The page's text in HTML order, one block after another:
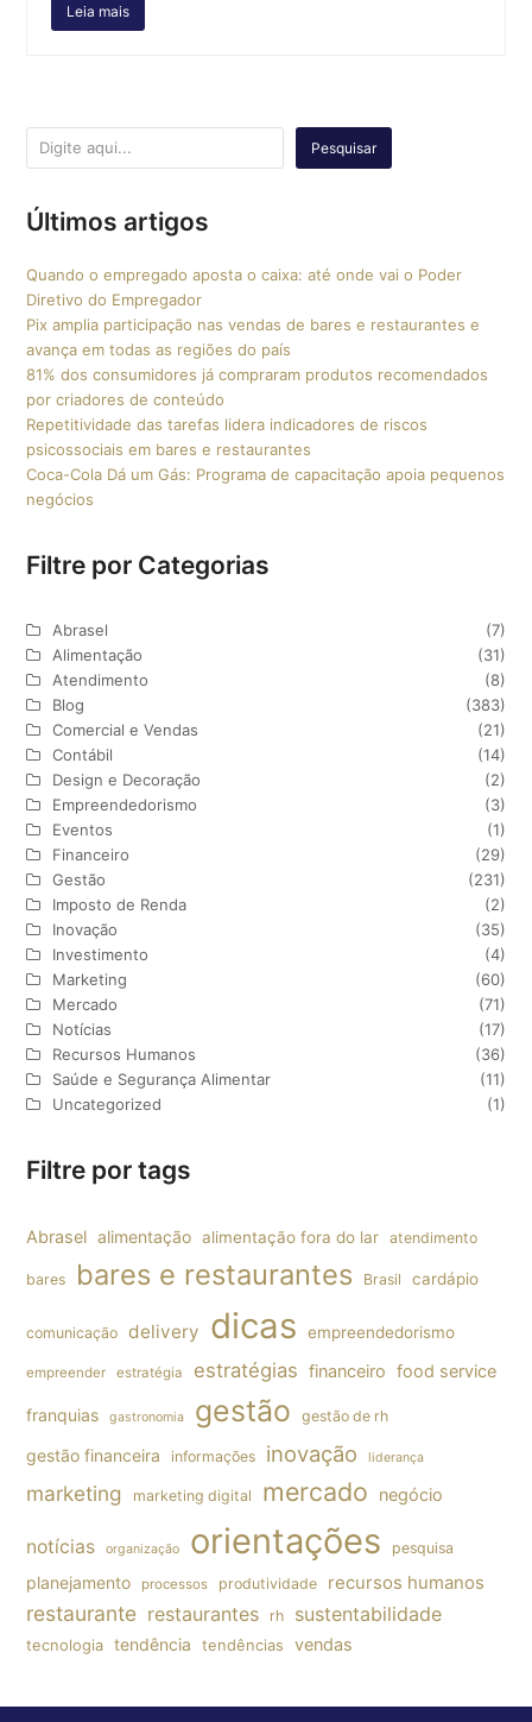
Leia mais
Pesquisar
Últimos artigos
Quando o empregado aposta o caixa: até onde vai o Poder
Diretivo do Empregador
Pix amplia participação nas vendas de bares e restaurantes e
avança em todas as regiões do país
81% dos consumidores já compraram produtos recomendados
por criadores de conteúdo
Repetitividade das tarefas lidera indicadores de riscos
psicossociais em bares e restaurantes
Coca-Cola Dá um Gás: Programa de capacitação apoia pequenos
negócios
Filtre por Categorias
Abrasel
(7)
Alimentação
(31)
Atendimento
(8)
Blog
(383)
Comercial e Vendas
(21)
Contábil
(14)
Design e Decoração
(2)
Empreendedorismo
(3)
Eventos
(1)
Financeiro
(29)
Gestão
(231)
Imposto de Renda
(2)
Inovação
(35)
Investimento
(4)
Marketing
(60)
Mercado
(71)
Notícias
(17)
Recursos Humanos
(36)
Saúde e Segurança Alimentar
(11)
Uncategorized
(1)
Filtre por tags
Abrasel alimentação alimentação fora do lar atendimento
bares bares e restaurantes Brasil cardápio
comunicação delivery dicas empreendedorismo
empreender estratégia estratégias financeiro food service
franquias gastronomia gestão gestão de rh
gestão financeira informações inovação liderança
marketing marketing digital mercado negócio
notícias organização orientações pesquisa
planejamento processos produtividade recursos humanos
restaurante restaurantes rh sustentabilidade
tecnologia tendência tendências vendas